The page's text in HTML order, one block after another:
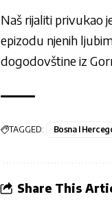
Naš rijaliti privukao
epizodu njenih
dogodovštine iz
TAGGED: Bosna I
Share This